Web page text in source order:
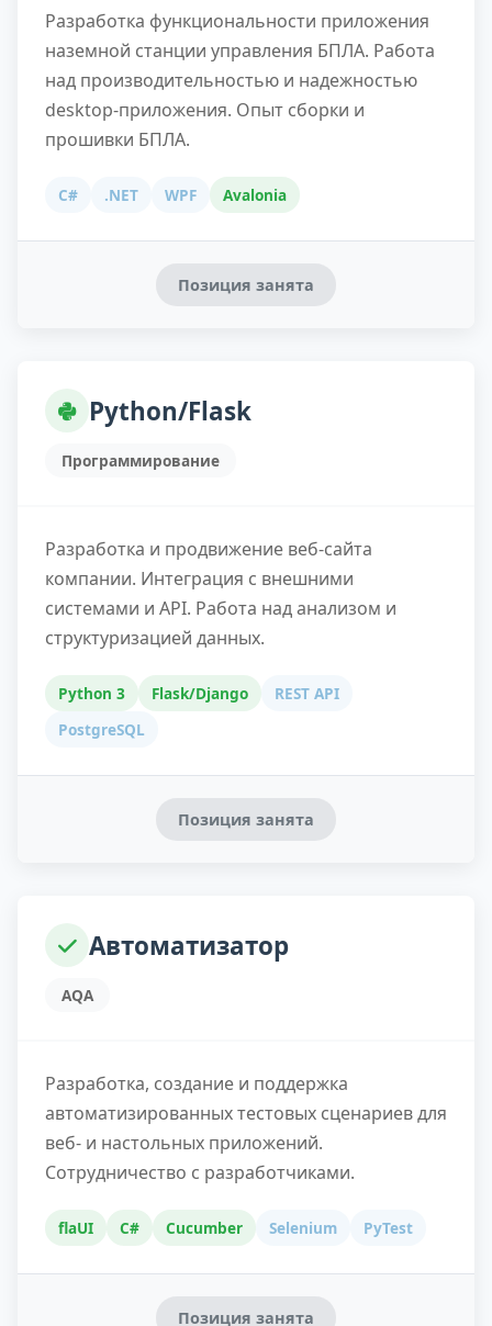
Разработка функциональности приложения
наземной станции управления БПЛА. Работа
над производительностью и надежностью
desktop-приложения. Опыт сборки и
прошивки БПЛА.
C# .NET WPF Avalonia
Позиция занята
Python/Flask
Программирование
Разработка и продвижение веб-сайта
компании. Интеграция с внешними
системами и API. Работа над анализом и
структуризацией данных.
Python 3 Flask/Django
REST API
PostgreSQL
Позиция занята
Автоматизатор
AQA
Разработка, создание и поддержка
автоматизированных тестовых сценариев для
веб- и настольных приложений.
Сотрудничество с разработчиками.
flaUI C# Cucumber Selenium PyTest
Позиция занята